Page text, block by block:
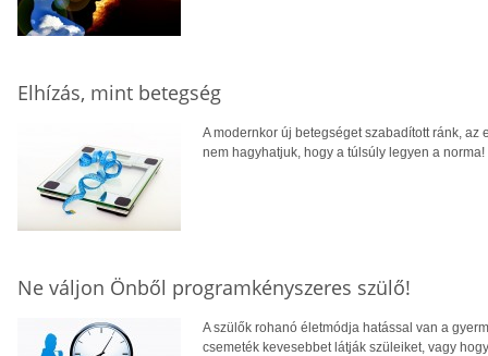
Elhízás, mint betegség
A modernkor új betegséget szabadított ránk,
nem hagyhatjuk, hogy a túlsúly legyen a norma!
Ne váljon Önből programkényszeres szülő!
A szülők rohanó életmódja hatással van a
csemeték kevesebbet látják szüleiket, vagy